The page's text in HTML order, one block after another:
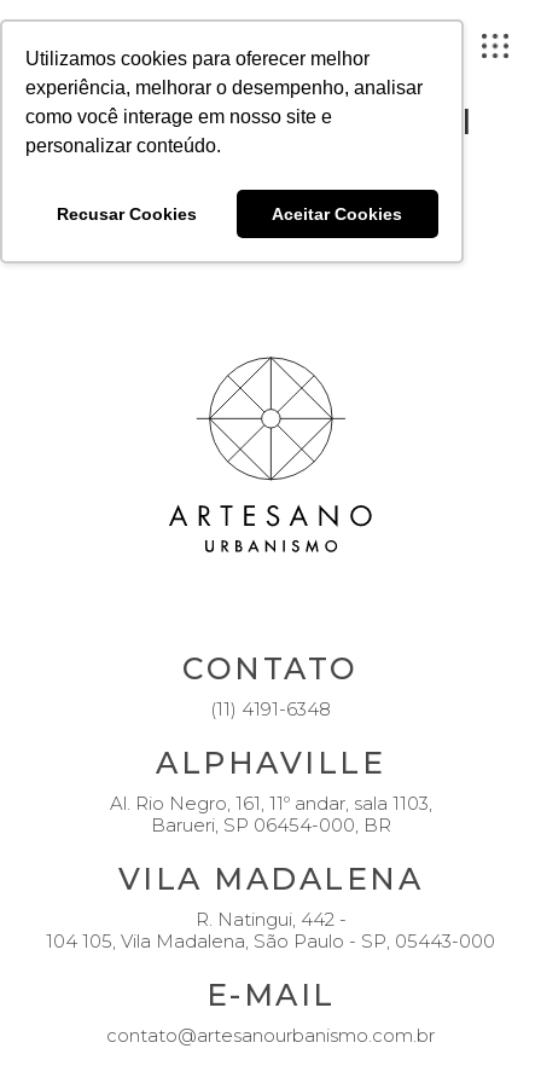
Utilizamos cookies para oferecer melhor
experiência, melhorar o desempenho, analisar
como você interage em nosso site e
personalizar conteúdo.
Recusar Cookies Aceitar Cookies
A ARTESANO
CONTEÚDO
PORTAL DO CLIENTE
Empresa lança stand de
vendas sustentável que é
quase 100% reaproveitável
Publicado em 31 de julho de 2023
CONTATO
(11) 4191-6348
ALPHAVILLE
Al. Rio Negro, 161, 11º andar, sala 1103,
Barueri, SP 06454-000, BR
VILA MADALENA
R. Natingui, 442 -
104 105, Vila Madalena, São Paulo - SP, 05443-000
E-MAIL
contato@artesanourbanismo.com.br